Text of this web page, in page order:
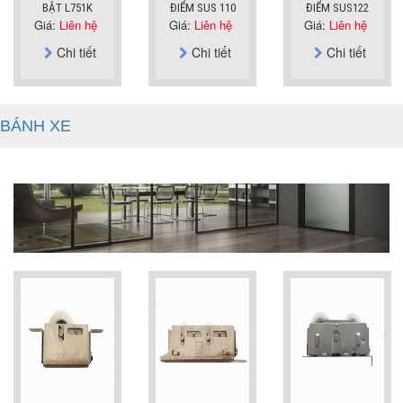
BẬT L751K
Giá: Liên hệ
Chi tiết
ĐIỂM SUS 110
Giá: Liên hệ
Chi tiết
ĐIỂM SUS122
Giá: Liên hệ
Chi tiết
BÁNH XE